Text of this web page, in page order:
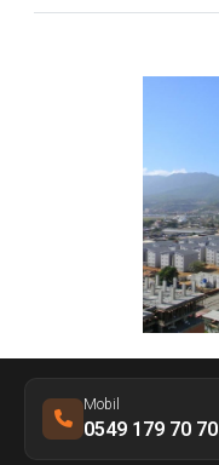
Mobil
0549 179 70 70